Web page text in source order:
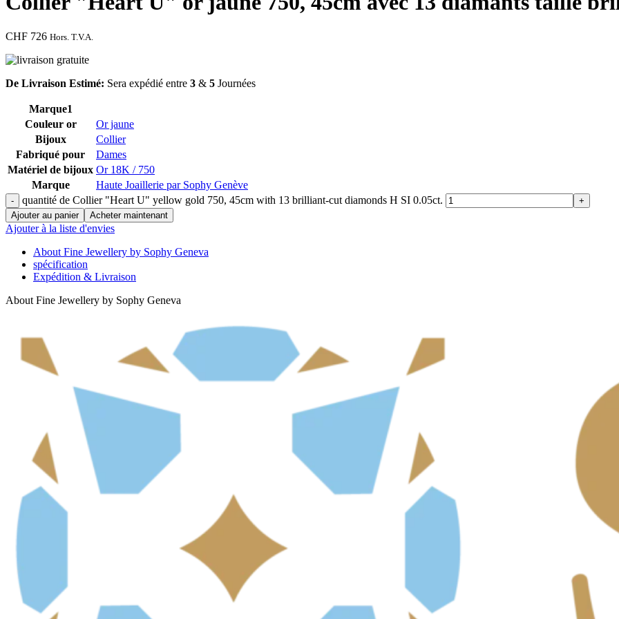
CHF 726 Hors. T.V.A.
De Livraison Estimé: Sera expédié entre 3 & 5 Journées
Marque1
Couleur or
Or jaune
Bijoux
Collier
Fabriqué pour
Dames
Matériel de bijoux Or 18K / 750
Marque
Haute Joaillerie par Sophy Genève
quantité de Collier "Heart U" yellow gold 750, 45cm with 13 brilliant-cut diamonds H SI 0.05ct.
Ajouter au panier Acheter maintenant
Ajouter à la liste d'envies
About Fine Jewellery by Sophy Geneva
spécification
Expédition & Livraison
About Fine Jewellery by Sophy Geneva